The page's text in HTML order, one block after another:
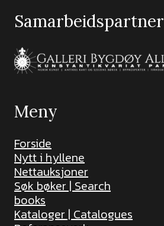
Samarbeidspartner
Meny
Forside
Nytt i hyllene
Nettauksjoner
Søk bøker | Search
books
Kataloger | Catalogues